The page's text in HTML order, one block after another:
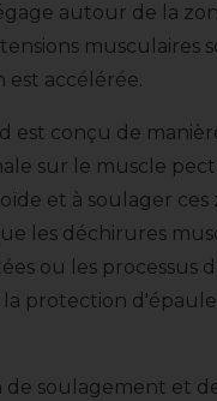
autour de la
musculaires
est accélérée.
est conçu de
sur le muscle
et à soulager ces
les déchirures
ou les processus
la protection
soulagement et